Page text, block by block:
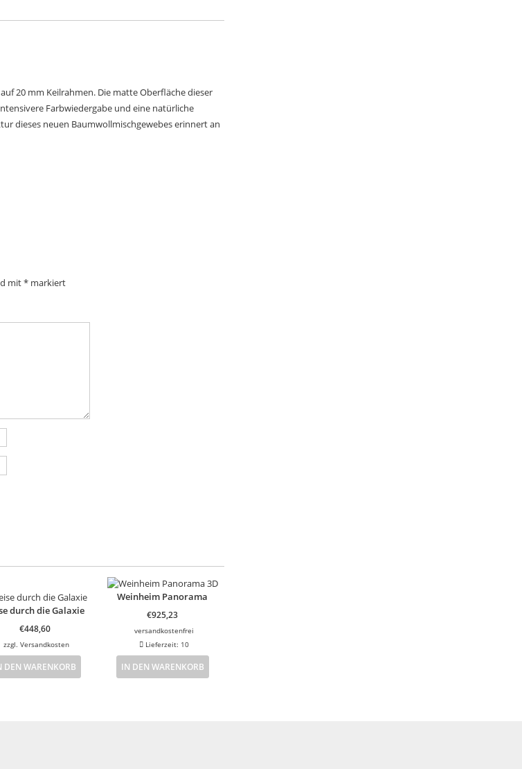
20 mm Keilrahmen. Die matte Oberfläche dieser
Farbwiedergabe und eine natürliche
dieses neuen Baumwollmischgewebes erinnert an
mit* markiert
durch die Galaxie
€448,60
zzgl. Versandkosten
DEN WARENKORB
Weinheim Panorama
€925,23
versandkostenfrei
Lieferzeit: 10
IN DEN WARENKORB